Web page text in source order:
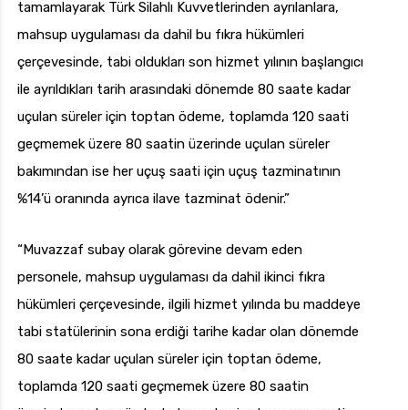
tamamlayarak Türk Silahlı Kuvvetlerinden ayrılanlara,
mahsup uygulaması da dahil bu fıkra hükümleri
çerçevesinde, tabi oldukları son hizmet yılının başlangıcı
ile ayrıldıkları tarih arasındaki dönemde 80 saate kadar
uçulan süreler için toptan ödeme, toplamda 120 saati
geçmemek üzere 80 saatin üzerinde uçulan süreler
bakımından ise her uçuş saati için uçuş tazminatının
%14’ü oranında ayrıca ilave tazminat ödenir.”
“Muvazzaf subay olarak görevine devam eden
personele, mahsup uygulaması da dahil ikinci fıkra
hükümleri çerçevesinde, ilgili hizmet yılında bu maddeye
tabi statülerinin sona erdiği tarihe kadar olan dönemde
80 saate kadar uçulan süreler için toptan ödeme,
toplamda 120 saati geçmemek üzere 80 saatin